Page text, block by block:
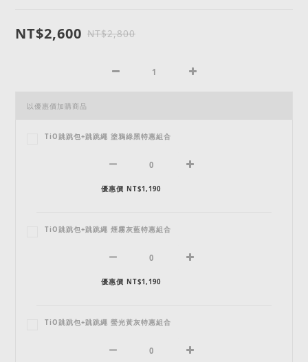
NT$2,600 NT$2,800
以優惠價加購商品
TiO跳跳包+跳跳繩 塗鴉綠黑特惠組合
優惠價 NT$1,190
TiO跳跳包+跳跳繩 煙霧灰藍特惠組合
優惠價 NT$1,190
TiO跳跳包+跳跳繩 螢光黃灰特惠組合